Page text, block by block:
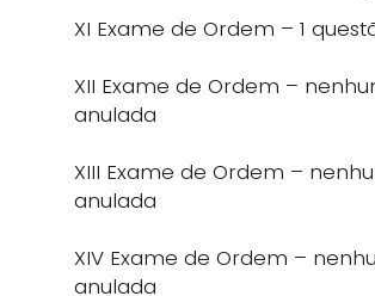
XI Exame de Ordem – 1
XII Exame de Ordem –
anulada
XIII Exame de Ordem –
anulada
XIV Exame de Ordem –
anulada